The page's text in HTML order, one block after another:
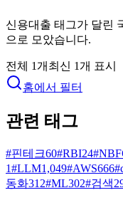
신용대출 태그가 달린
으로 모았습니다.
전체 1개 최신 1개 표시
홈에서 필터
관련 태그
#핀테크60#RBI24#
1#LLM1,049#AWS666#
동화312#ML302#검색